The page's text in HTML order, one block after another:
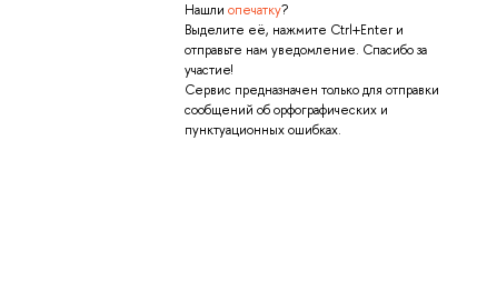
Нашли опечатку?
Выделите её, нажмите Ctrl+Enter и
отправьте нам уведомление. Спасибо за
участие!
Сервис предназначен только для отправки
сообщений об орфографических и
пунктуационных ошибках.